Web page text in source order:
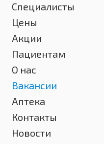
Специалисты
Цены
Акции
Пациентам
О нас
Вакансии
Аптека
Контакты
Новости